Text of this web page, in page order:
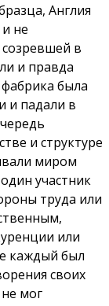
Англия
не
в
и правда
была
и падали в
и структуре
миром
участник
труда или
или
каждый был
своих
мог